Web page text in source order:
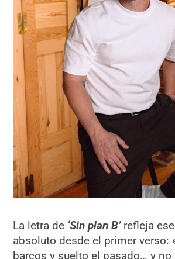
La letra de ‘Sin plan B’refleja
absoluto desde el primer verso:
barcos y suelto el pasado… y no